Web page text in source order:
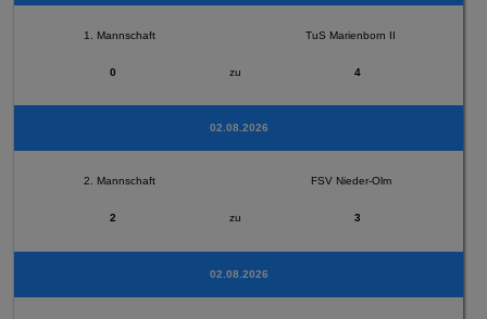
1. Mannschaft TuS Marienborn II
0 zu 4
02.08.2026
2. Mannschaft FSV Nieder-Olm
2 zu 3
02.08.2026